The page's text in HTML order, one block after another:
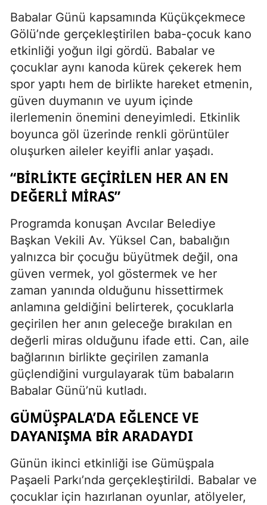
Babalar Günü kapsamında Küçükçekmece
Gölü’nde gerçekleştirilen baba-çocuk kano
etkinliği yoğun ilgi gördü. Babalar ve
çocuklar aynı kanoda kürek çekerek hem
spor yaptı hem de birlikte hareket etmenin,
güven duymanın ve uyum içinde
ilerlemenin önemini deneyimledi. Etkinlik
boyunca göl üzerinde renkli görüntüler
oluşurken aileler keyifli anlar yaşadı.
“BIRLIKTE GEÇIRILEN HER AN EN
DEĞERLI MIRAS”
Programda konuşan Avcılar Belediye
Başkan Vekili Av. Yüksel Can, babalığın
yalnızca bir çocuğu büyütmek değil, ona
güven vermek, yol göstermek ve her
zaman yanında olduğunu hissettirmek
anlamına geldiğini belirterek, çocuklarla
geçirilen her anın geleceğe bırakılan en
değerli miras olduğunu ifade etti. Can, aile
bağlarının birlikte geçirilen zamanla
güçlendiğini vurgulayarak tüm babaların
Babalar Günü’nü kutladı.
GÜMÜŞPALA’DA EĞLENCE VE
DAYANIŞMA BIR ARADAYDI
Günün ikinci etkinliği ise Gümüşpala
Paşaeli Parkı’nda gerçekleştirildi. Babalar ve
çocuklar için hazırlanan oyunlar, atölyeler,